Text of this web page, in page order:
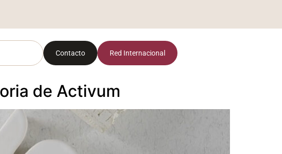
Contacto Red Internacional
de Activum